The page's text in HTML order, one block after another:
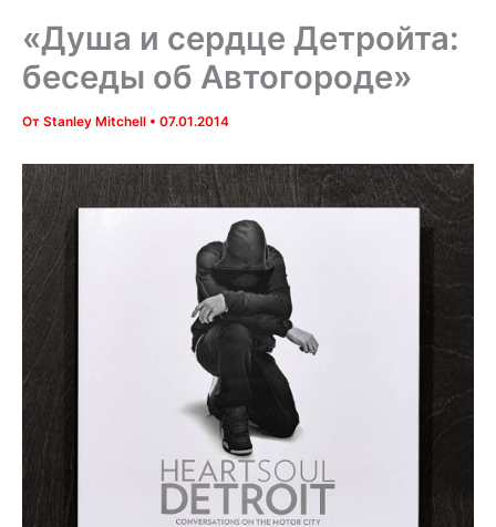
«Душа и сердце Детройта:
беседы об Автогороде»
От Stanley Mitchell • 07.01.2014